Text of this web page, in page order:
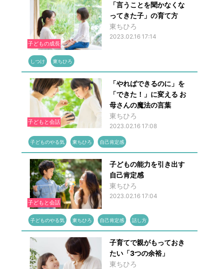
子どもの成長
「言うことを聞かなくな
ってきた子」の育て方
東ちひろ
2023.02.16 17:14
しつけ 東ちひろ
子どもと会話
「やればできるのに」を
「できた！」に変える お
母さんの魔法の言葉
東ちひろ
2023.02.16 17:08
子どものやる気 東ちひろ 自己肯定感
子どもと会話
子どもの能力を引き出す
自己肯定感
東ちひろ
2023.02.16 17:04
子どものやる気 東ちひろ 自己肯定感 話し方
子育てで親がもっておき
たい「3つの余裕」
東ちひろ